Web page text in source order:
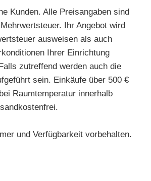
Kunden. Alle Preisangaben sind
Ihr Angebot wird
ausweisen als auch
Ihrer Einrichtung
zutreffend werden auch die
sein. Einkäufe über 500 €
Raumtemperatur innerhalb
und Verfügbarkeit vorbehalten.